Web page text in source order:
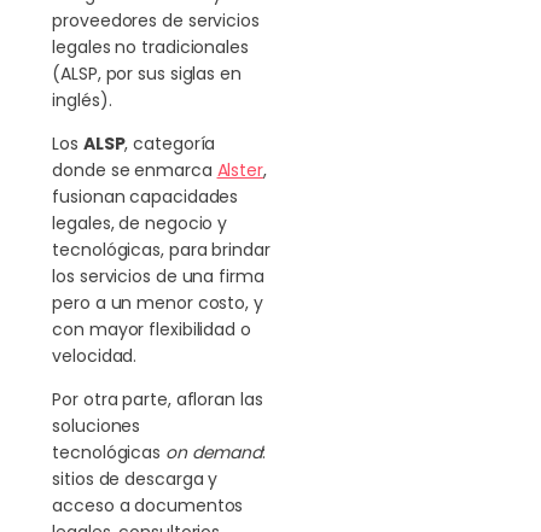
proveedores de servicios
legales no tradicionales
(ALSP, por sus siglas en
inglés).
Los ALSP, categoría
donde se enmarca Alster,
fusionan capacidades
legales, de negocio y
tecnológicas, para brindar
los servicios de una firma
pero a un menor costo, y
con mayor flexibilidad o
velocidad.
Por otra parte, afloran las
soluciones
tecnológicas on demand:
sitios de descarga y
acceso a documentos